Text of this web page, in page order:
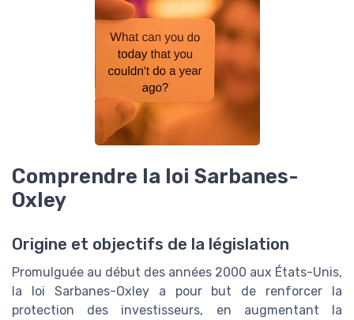
Comprendre la loi Sarbanes-
Oxley
Origine et objectifs de la législation
Promulguée au début des années 2000 aux États-Unis,
la loi Sarbanes-Oxley a pour but de renforcer la
protection des investisseurs, en augmentant la